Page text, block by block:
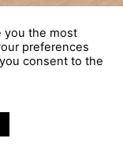
you the most
preferences
consent to the